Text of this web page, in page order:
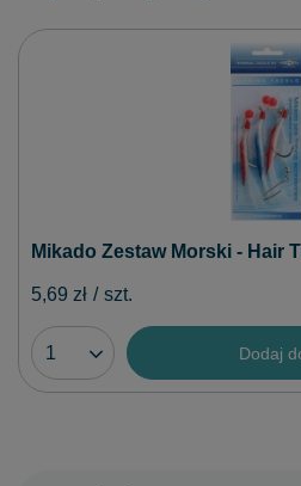
Mikado Zestaw Morski - Hair
5,69 zł / szt.
Dodaj